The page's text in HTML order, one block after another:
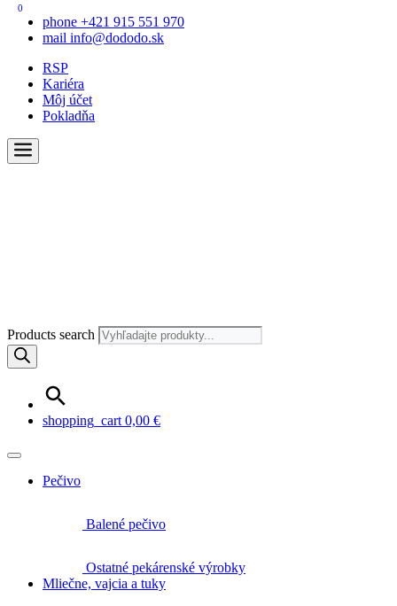
phone +421 915 551 970
mail info@dododo.sk
RSP
Kariéra
Môj účet
Pokladňa
Products search
0
shopping_cart 0,00 €
Pečivo
Balené pečivo
Ostatné pekárenské výrobky
Mliečne, vajcia a tuky